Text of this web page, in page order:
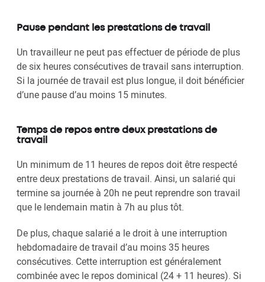
Pause pendant les prestations de travail
Un travailleur ne peut pas effectuer de période de plus
de six heures consécutives de travail sans interruption.
Si la journée de travail est plus longue, il doit bénéficier
d’une pause d’au moins 15 minutes.
Temps de repos entre deux prestations de
travail
Un minimum de 11 heures de repos doit être respecté
entre deux prestations de travail. Ainsi, un salarié qui
termine sa journée à 20h ne peut reprendre son travail
que le lendemain matin à 7h au plus tôt.
De plus, chaque salarié a le droit à une interruption
hebdomadaire de travail d’au moins 35 heures
consécutives. Cette interruption est généralement
combinée avec le repos dominical (24 + 11 heures). Si